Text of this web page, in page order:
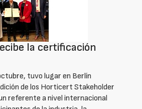
la certificación
tuvo lugar en Berlín
de los Horticert Stakeholder
referente a nivel internacional